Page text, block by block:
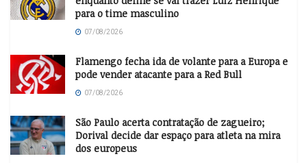
para o time masculino
07/08/2026
Flamengo fecha ida de volante para a Europa e
pode vender atacante para a Red Bull
07/08/2026
São Paulo acerta contratação de zagueiro;
Dorival decide dar espaço para atleta na mira
dos europeus